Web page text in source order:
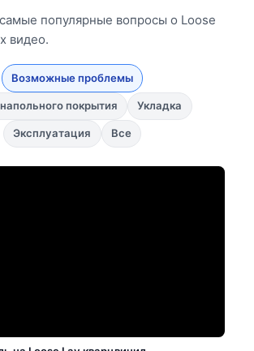
популярные вопросы о Loose
видео.
Возможные проблемы
покрытия Укладка
Эксплуатация Все